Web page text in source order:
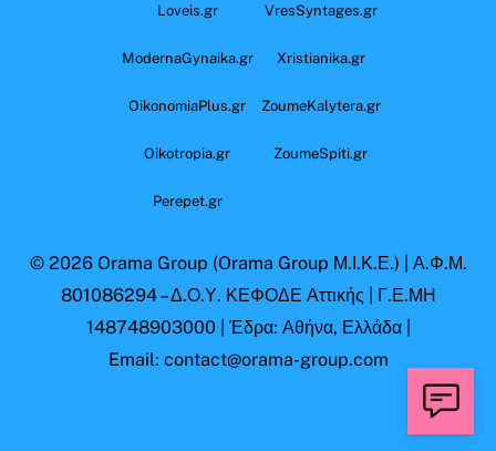
Loveis.gr VresSyntages.gr
ModernaGynaika.gr Xristianika.gr
OikonomiaPlus.gr ZoumeKalytera.gr
Oikotropia.gr ZoumeSpiti.gr
Perepet.gr
© 2026 Orama Group (Orama Group Μ.Ι.Κ.Ε.) | Α.Φ.Μ.
801086294 – Δ.Ο.Υ. ΚΕΦΟΔΕ Αττικής | Γ.Ε.ΜΗ
148748903000 | Έδρα: Αθήνα, Ελλάδα |
Email: contact@orama-group.com